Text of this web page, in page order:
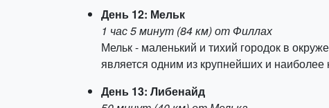
День 12: Мельк
1 час 5 минут (84 км) от Филлах
Мельк - маленький и тихий городок в
является одним из крупнейших и
День 13: Либенайд